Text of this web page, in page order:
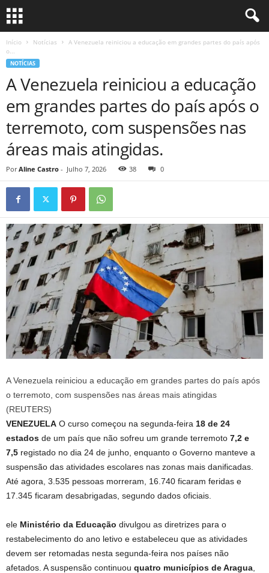
Início Notícias
A Venezuela reiniciou a educação em grandes partes do país após
o...
NOTÍCIAS
A Venezuela reiniciou a educação
em grandes partes do país após o
terremoto, com suspensões nas
áreas mais atingidas.
Por Aline Castro - Julho 7, 2026 38 0
A Venezuela reiniciou a educação em grandes partes do país após
o terremoto, com suspensões nas áreas mais atingidas
(REUTERS)
VENEZUELA O curso começou na segunda-feira 18 de 24
estados de um país que não sofreu um grande terremoto 7,2 e
7,5 registado no dia 24 de junho, enquanto o Governo manteve a
suspensão das atividades escolares nas zonas mais danificadas.
Até agora, 3.535 pessoas morreram, 16.740 ficaram feridas e
17.345 ficaram desabrigadas, segundo dados oficiais.
ele Ministério da Educação divulgou as diretrizes para o
restabelecimento do ano letivo e estabeleceu que as atividades
devem ser retomadas nesta segunda-feira nos países não
afetados. A suspensão continuou quatro municípios de Aragua